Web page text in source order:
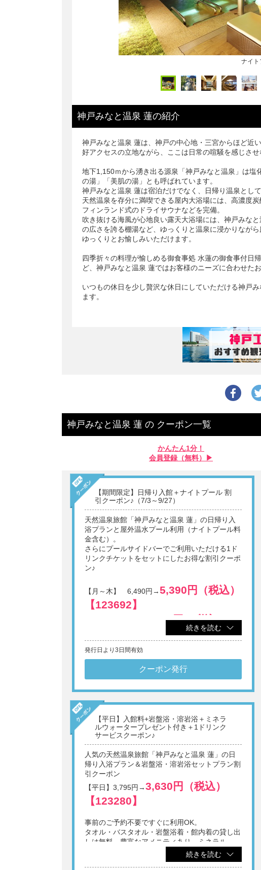
露天
神戸みなと温泉 蓮の紹介
神戸みなと温泉 蓮は、神戸の中心地・三宮からほど近い
好アクセスの立地ながら、ここは日常の喧騒を感じさ
地下1,150ｍから湧き出る源泉「神戸みなと温泉」は塩
の湯」「美肌の湯」とも呼ばれています。
神戸みなと温泉 蓮は宿泊だけでなく、日帰り温泉とし
天然温泉を存分に満喫できる屋内大浴場には、高濃度
フィンランド式のドライサウナなどを完備。
吹き抜ける海風が心地良い露天大浴場には、神戸みな
の広さを誇る棚湯など、ゆっくりと温泉に浸かりなが
ゆっくりとお愉しみいただけます。
四季折々の料理が愉しめる御食事処 水蓮の御食事付日
ど、神戸みなと温泉 蓮ではお客様のニーズに合わせた
いつもの休日を少し贅沢な休日にしていただける神戸
ます。
神戸みなと温泉 蓮 の クーポン一覧
かんたん1分！
会員登録（無料）▶︎
【期間限定】日帰り入館＋ナイトプール 割
引クーポン♪（7/3～9/27）
天然温泉旅館「神戸みなと温泉 蓮」の日帰り入
浴プランと屋外温水プール利用（ナイトプール料
金含む）。
さらにプールサイドバーでご利用いただける1ド
リンクチケットをセットにしたお得な割引クーポ
ン♪
【月～木】 6,490円→5,390円（税込）
【123692】
6,490円（税込）
【土日祝】 8,030円→
【123694】
【8/8～8/16】 8,580円→7,480円（税
込）【123695】
事前のご予約不要ですぐに利用OK。
タオル・バスタオル・岩盤浴着・館内着の貸し出
しは無料。豊富なアメニティあり。
屋外プール利用とプールサイドバーでの1ドリン
クチケット付き。
【利用期間】2026年7月3日～9月27日
※1画面あたり4名様までご利用いただけます。
※日帰りでの施設利用は12歳以上。
※表示料金に別途入湯税(75円/人)を申し受けます。
※刺青・タトゥーをされている方のご入館は固くお断り
いたします。
※メンテナンスやイベントなどにより、一部施設をご利
続きを読む
発行日より3日間有効
クーポン発行
【平日】入館料+岩盤浴・溶岩浴＋ミネラ
ルウォータープレゼント付き＋1ドリンク
サービスクーポン♪
人気の天然温泉旅館「神戸みなと温泉 蓮」の日
帰り入浴プラン＆岩盤浴・溶岩浴セットプラン割
引クーポン
【平日】3,795円→3,630円（税込）
【123280】
事前のご予約不要ですぐに利用OK。
タオル・バスタオル・岩盤浴着・館内着の貸し出
しは無料。豊富なアメニティあり。ミネラル
ウォーター1本と選べる1ドリンク無料券付き。
続きを読む